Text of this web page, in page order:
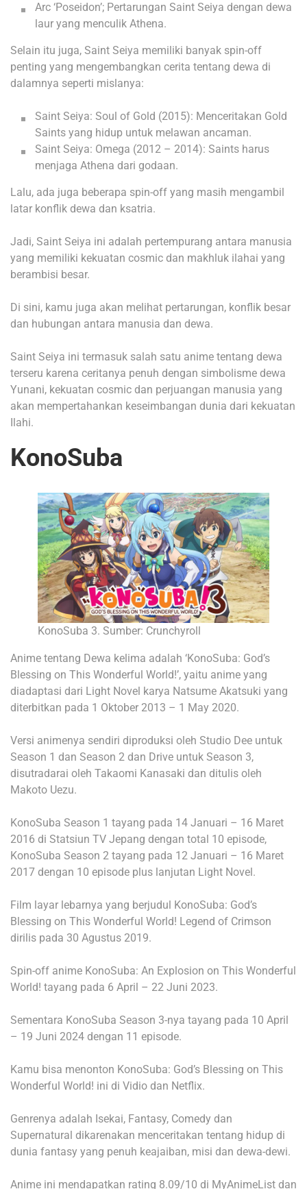
Arc ‘Poseidon’; Pertarungan Saint Seiya dengan dewa
laur yang menculik Athena.
Selain itu juga, Saint Seiya memiliki banyak spin-off
penting yang mengembangkan cerita tentang dewa di
dalamnya seperti mislanya:
Saint Seiya: Soul of Gold (2015): Menceritakan Gold
Saints yang hidup untuk melawan ancaman.
Saint Seiya: Omega (2012 – 2014): Saints harus
menjaga Athena dari godaan.
Lalu, ada juga beberapa spin-off yang masih mengambil
latar konflik dewa dan ksatria.
Jadi, Saint Seiya ini adalah pertempurang antara manusia
yang memiliki kekuatan cosmic dan makhluk ilahai yang
berambisi besar.
Di sini, kamu juga akan melihat pertarungan, konflik besar
dan hubungan antara manusia dan dewa.
Saint Seiya ini termasuk salah satu anime tentang dewa
terseru karena ceritanya penuh dengan simbolisme dewa
Yunani, kekuatan cosmic dan perjuangan manusia yang
akan mempertahankan keseimbangan dunia dari kekuatan
Ilahi.
KonoSuba
KonoSuba 3. Sumber: Crunchyroll
Anime tentang Dewa kelima adalah ‘KonoSuba: God’s
Blessing on This Wonderful World!’, yaitu anime yang
diadaptasi dari Light Novel karya Natsume Akatsuki yang
diterbitkan pada 1 Oktober 2013 – 1 May 2020.
Versi animenya sendiri diproduksi oleh Studio Dee untuk
Season 1 dan Season 2 dan Drive untuk Season 3,
disutradarai oleh Takaomi Kanasaki dan ditulis oleh
Makoto Uezu.
KonoSuba Season 1 tayang pada 14 Januari – 16 Maret
2016 di Statsiun TV Jepang dengan total 10 episode,
KonoSuba Season 2 tayang pada 12 Januari – 16 Maret
2017 dengan 10 episode plus lanjutan Light Novel.
Film layar lebarnya yang berjudul KonoSuba: God’s
Blessing on This Wonderful World! Legend of Crimson
dirilis pada 30 Agustus 2019.
Spin-off anime KonoSuba: An Explosion on This Wonderful
World! tayang pada 6 April – 22 Juni 2023.
Sementara KonoSuba Season 3-nya tayang pada 10 April
– 19 Juni 2024 dengan 11 episode.
Kamu bisa menonton KonoSuba: God’s Blessing on This
Wonderful World! ini di Vidio dan Netflix.
Genrenya adalah Isekai, Fantasy, Comedy dan
Supernatural dikarenakan menceritakan tentang hidup di
dunia fantasy yang penuh keajaiban, misi dan dewa-dewi.
Anime ini mendapatkan rating 8.09/10 di MyAnimeList dan